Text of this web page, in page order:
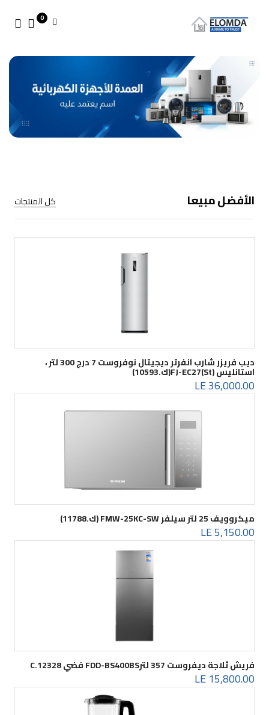
0
الأفضل مبيعا كل المنتجات
ديب فريزر شارب انفرتر ديجيتال نوفروست 7 درج 300 لتر ،
استانليس FJ-EC27(St)(ك.10593)
36,000.00 LE
ميكروويف 25 لتر سيلفر FMW-25KC-SW (ك.11788)
5,150.00 LE
فريش ثلاجة ديفروست 357 لترFDD-BS400BS فضي C.12328
15,800.00 LE